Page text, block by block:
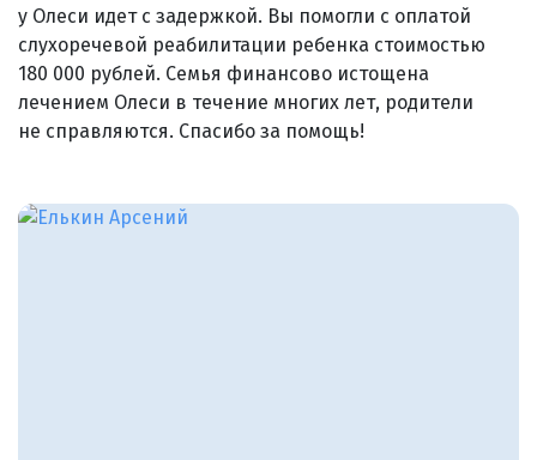
у Олеси идет с задержкой. Вы помогли с оплатой
слухоречевой реабилитации ребенка стоимостью
180 000 рублей. Семья финансово истощена
лечением Олеси в течение многих лет, родители
не справляются. Спасибо за помощь!